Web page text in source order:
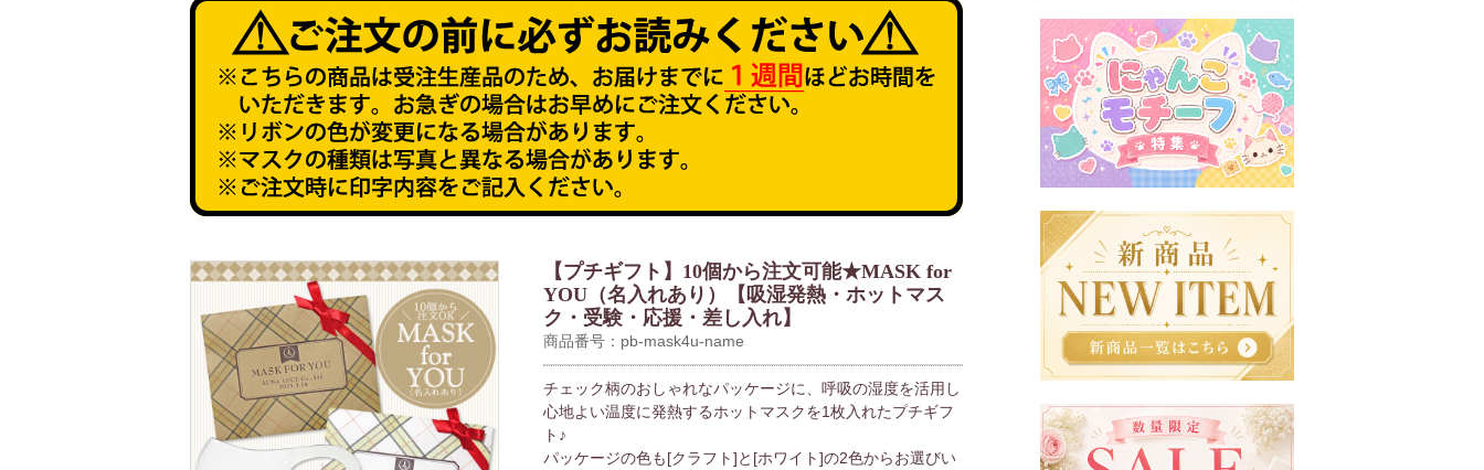
【プチギフト】10個から注文可能★MASK for
YOU（名入れあり）【吸湿発熱・ホットマス
ク・受験・応援・差し入れ】
商品番号：pb-mask4u-name
チェック柄のおしゃれなパッケージに、呼吸の湿度を活用し
心地よい温度に発熱するホットマスクを1枚入れたプチギフ
ト♪
パッケージの色も[クラフト]と[ホワイト]の2色からお選びい